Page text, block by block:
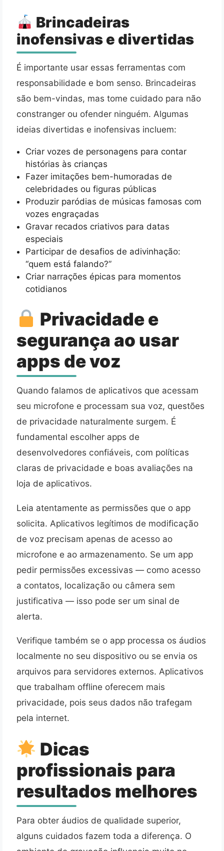
Brincadeiras
inofensivas e divertidas
É importante usar essas ferramentas com
responsabilidade e bom senso. Brincadeiras
são bem-vindas, mas tome cuidado para não
constranger ou ofender ninguém. Algumas
ideias divertidas e inofensivas incluem:
Criar vozes de personagens para contar
histórias às crianças
Fazer imitações bem-humoradas de
celebridades ou figuras públicas
Produzir paródias de músicas famosas com
vozes engraçadas
Gravar recados criativos para datas
especiais
Participar de desafios de adivinhação:
“quem está falando?”
Criar narrações épicas para momentos
cotidianos
Privacidade e
segurança ao usar
apps de voz
Quando falamos de aplicativos que acessam
seu microfone e processam sua voz, questões
de privacidade naturalmente surgem. É
fundamental escolher apps de
desenvolvedores confiáveis, com políticas
claras de privacidade e boas avaliações na
loja de aplicativos.
Leia atentamente as permissões que o app
solicita. Aplicativos legítimos de modificação
de voz precisam apenas de acesso ao
microfone e ao armazenamento. Se um app
pedir permissões excessivas — como acesso
a contatos, localização ou câmera sem
justificativa — isso pode ser um sinal de
alerta.
Verifique também se o app processa os áudios
localmente no seu dispositivo ou se envia os
arquivos para servidores externos. Aplicativos
que trabalham offline oferecem mais
privacidade, pois seus dados não trafegam
pela internet.
Dicas
profissionais para
resultados melhores
Para obter áudios de qualidade superior,
alguns cuidados fazem toda a diferença. O